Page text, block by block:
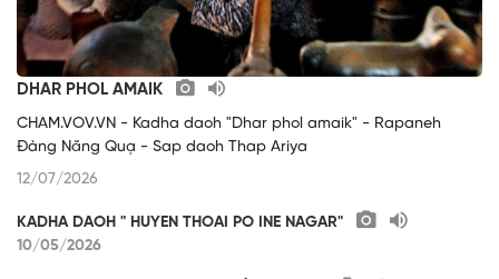
DHAR PHOL AMAIK
CHAM.VOV.VN - Kadha daoh "Dhar phol amaik" - Rapaneh
Đàng Năng Quạ - Sap daoh Thap Ariya
12/07/2026
KADHA DAOH " HUYEN THOAI PO INE NAGAR"
10/05/2026